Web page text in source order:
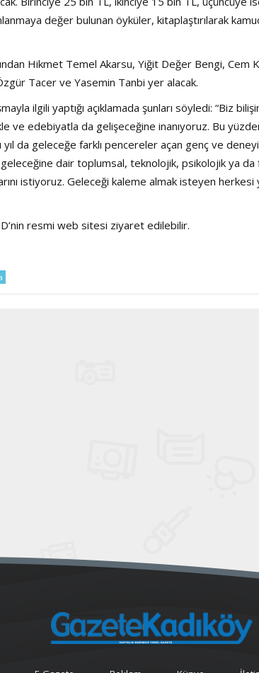
değer bulunan öyküler, kitaplaştırılarak
Hikmet Temel Akarsu, Yiğit Değer Bengi, Cem
Tacer ve Yasemin Tanbi yer alacak.
ilgili yaptığı açıklamada şunları söyledi: “Biz
ve edebiyatla da gelişeceğine inanıyoruz. Bu
yıl da geleceğe farklı pencereler açan genç ve
geleceğine dair toplumsal, teknolojik, psikolojik ya
istiyoruz. Geleceği kaleme almak isteyen herkesi
resmi web sitesi ziyaret edilebilir.
Haftanın Sinevizyonu